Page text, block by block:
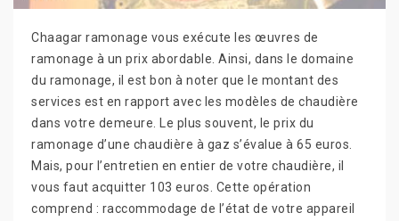
Chaagar ramonage vous exécute les œuvres de
ramonage à un prix abordable. Ainsi, dans le domaine
du ramonage, il est bon à noter que le montant des
services est en rapport avec les modèles de chaudière
dans votre demeure. Le plus souvent, le prix du
ramonage d’une chaudière à gaz s’évalue à 65 euros.
Mais, pour l’entretien en entier de votre chaudière, il
vous faut acquitter 103 euros. Cette opération
comprend : raccommodage de l’état de votre appareil